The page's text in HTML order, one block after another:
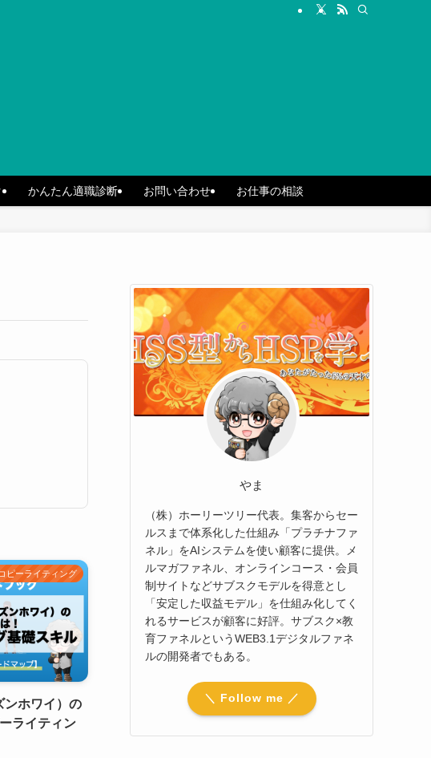
かんたん適職診断 お問い合わせ お仕事の相談
ピーライティング
ホワイ）の
ライティン
やま
（株）ホーリーツリー代表。集客からセー
ルスまで体系化した仕組み「プラチナファ
ネル」をAIシステムを使い顧客に提供。メ
ルマガファネル、オンラインコース・会員
制サイトなどサブスクモデルを得意とし
「安定した収益モデル」を仕組み化してく
れるサービスが顧客に好評。サブスク×教
育ファネルというWEB3.1デジタルファネ
ルの開発者でもある。
＼ Follow me ／